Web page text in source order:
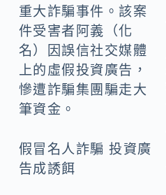
重大詐騙事件。該案
件受害者阿義（化
名）因誤信社交媒體
上的虛假投資廣告，
慘遭詐騙集團騙走大
筆資金。
假冒名人詐騙 投資廣
告成誘餌